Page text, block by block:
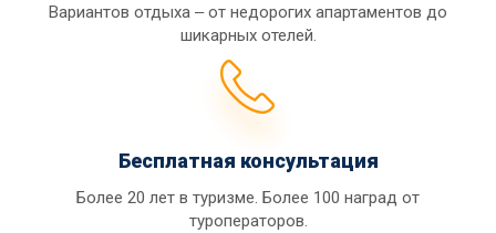
Вариантов отдыха ‒ от недорогих апартаментов до
шикарных отелей.
Бесплатная консультация
Более 20 лет в туризме. Более 100 наград от
туроператоров.